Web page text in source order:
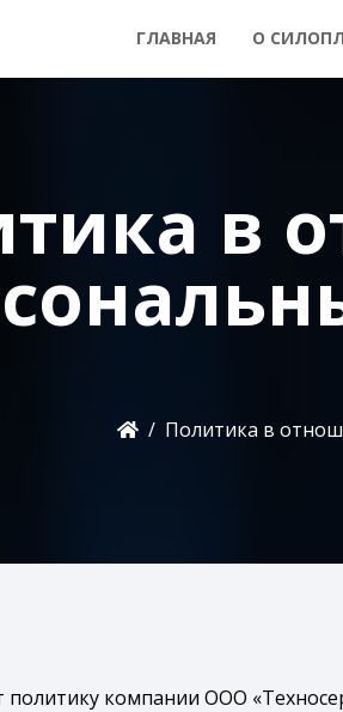
ГЛАВНАЯ О
в
Политика в
политику компании ООО